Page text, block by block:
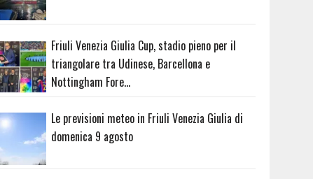
Friuli Venezia Giulia Cup, stadio pieno per il
triangolare tra Udinese, Barcellona e
Nottingham Fore…
Le previsioni meteo in Friuli Venezia Giulia di
domenica 9 agosto